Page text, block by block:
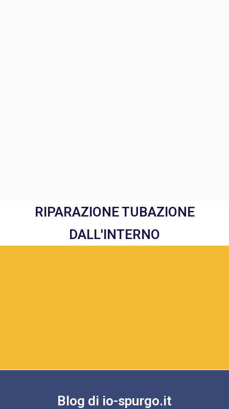
RIPARAZIONE TUBAZIONE
DALL'INTERNO
Blog di io-spurgo.it